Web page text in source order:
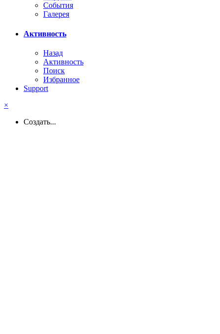
События
Галерея
Активность
Назад
Активность
Поиск
Избранное
Support
×
Создать...